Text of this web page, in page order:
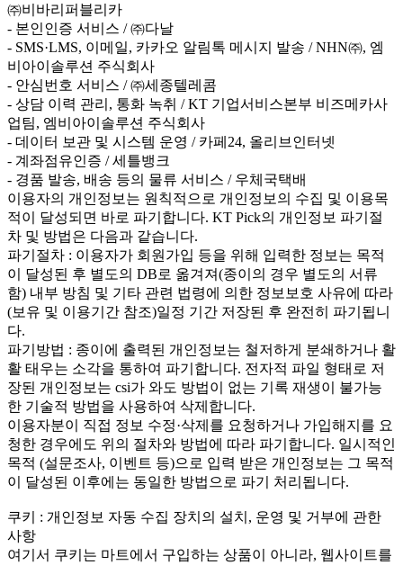
㈜비바리퍼블리카
- 본인인증 서비스 / ㈜다날
- SMS·LMS, 이메일, 카카오 알림톡 메시지 발송 / NHN㈜, 엠
비아이솔루션 주식회사
- 안심번호 서비스 / ㈜세종텔레콤
- 상담 이력 관리, 통화 녹취 / KT 기업서비스본부 비즈메카사
업팀, 엠비아이솔루션 주식회사
- 데이터 보관 및 시스템 운영 / 카페24, 올리브인터넷
- 계좌점유인증 / 세틀뱅크
- 경품 발송, 배송 등의 물류 서비스 / 우체국택배
이용자의 개인정보는 원칙적으로 개인정보의 수집 및 이용목
적이 달성되면 바로 파기합니다. KT Pick의 개인정보 파기절
차 및 방법은 다음과 같습니다.
파기절차 : 이용자가 회원가입 등을 위해 입력한 정보는 목적
이 달성된 후 별도의 DB로 옮겨져(종이의 경우 별도의 서류
함) 내부 방침 및 기타 관련 법령에 의한 정보보호 사유에 따라
(보유 및 이용기간 참조)일정 기간 저장된 후 완전히 파기됩니
다.
파기방법 : 종이에 출력된 개인정보는 철저하게 분쇄하거나 활
활 태우는 소각을 통하여 파기합니다. 전자적 파일 형태로 저
장된 개인정보는 csi가 와도 방법이 없는 기록 재생이 불가능
한 기술적 방법을 사용하여 삭제합니다.
이용자분이 직접 정보 수정·삭제를 요청하거나 가입해지를 요
청한 경우에도 위의 절차와 방법에 따라 파기합니다. 일시적인
목적 (설문조사, 이벤트 등)으로 입력 받은 개인정보는 그 목적
이 달성된 이후에는 동일한 방법으로 파기 처리됩니다.
쿠키 : 개인정보 자동 수집 장치의 설치, 운영 및 거부에 관한
사항
여기서 쿠키는 마트에서 구입하는 상품이 아니라, 웹사이트를